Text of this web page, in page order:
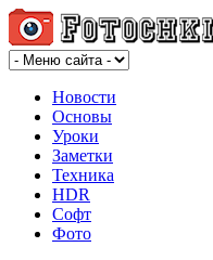
Новости
Основы
Уроки
Заметки
Техника
HDR
Софт
Фото